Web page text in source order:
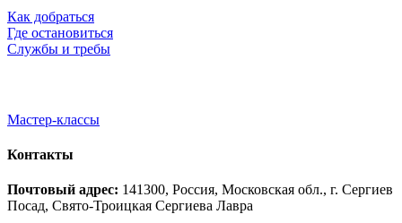
Как добраться
Где остановиться
Службы и требы
Мастер-классы
Контакты
Почтовый адрес: 141300, Россия, Московская обл., г. Сергиев
Посад, Свято-Троицкая Сергиева Лавра